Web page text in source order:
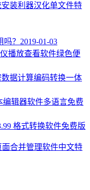
安装利器汉化单文件特
？ 2019-01-03
播放查看软件绿色便
据计算编码转换一体
编辑器软件多语言免费
格式转换软件免费版
面合并管理软件中文特